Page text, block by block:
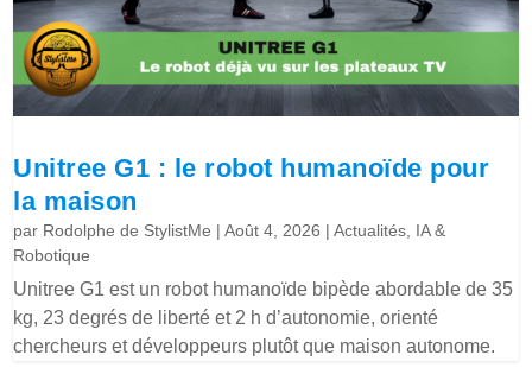
Unitree G1 : le robot humanoïde pour
la maison
par Rodolphe de StylistMe |Août 4, 2026 |Actualités IA &
Robotique
Unitree G1 est un robot humanoïde bipède abordable de 35
kg, 23 degrés de liberté et 2 h d’autonomie, orienté
chercheurs et développeurs plutôt que maison autonome.